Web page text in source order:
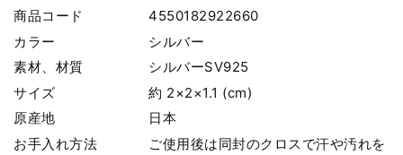
商品コード
4550182922660
カラー
シルバー
素材、材質
シルバーSV925
サイズ
約 2×2×1.1 (cm)
原産地
日本
お手入れ方法
ご使用後は同封のクロスで汗や汚れを